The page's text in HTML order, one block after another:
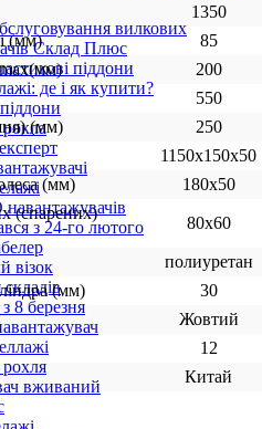
вилкових
Склад Плюс
піддони
де і як купити?
рокла
з 24-го лютого
візок
8 березня
рохля
вживаний
1350
(мм)
85
200
550
(мм)
250
1150х150х50
(мм)
180х50
(спарених)
80х60
полиуретан
(мм)
30
Жовтий
12
Китай